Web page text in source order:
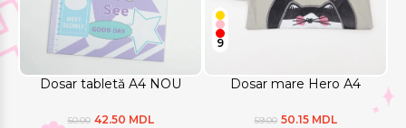
Dosar tabletă A4 NOU
50.00 42.50 MDL
Dosar mare Hero А4
9
59.00 50.15 MDL